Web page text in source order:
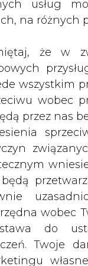
usług
na różnych
że w
wszystkim
wobec
przez nas
wobec
do
Twoje
letnich
z